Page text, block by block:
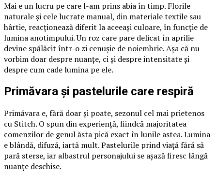
Mai e un lucru pe care l-am prins abia în timp. Florile
naturale și cele lucrate manual, din materiale textile sau
hârtie, reacționează diferit la aceeași culoare, în funcție de
lumina anotimpului. Un roz care pare delicat în aprilie
devine spălăcit într-o zi cenușie de noiembrie. Așa că nu
vorbim doar despre nuanțe, ci și despre intensitate și
despre cum cade lumina pe ele.
Primăvara și pastelurile care respiră
Primăvara e, fără doar și poate, sezonul cel mai prietenos
cu Stitch. O spun din experiență, fiindcă majoritatea
comenzilor de genul ăsta pică exact în lunile astea. Lumina
e blândă, difuză, iartă mult. Pastelurile prind viață fără să
pară sterse, iar albastrul personajului se așază firesc lângă
nuanțe deschise.